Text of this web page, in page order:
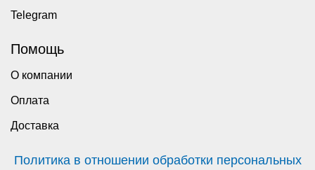
Telegram
Помощь
О компании
Оплата
Доставка
Политика в отношении обработки персональных